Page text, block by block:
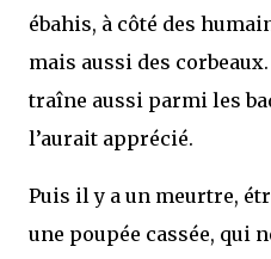
ébahis, à côté des
mais aussi des
traîne aussi parmi les
l’aurait apprécié.
Puis il y a un meurtre,
une poupée cassée, qui